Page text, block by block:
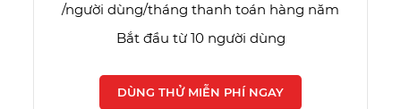
/người dùng/tháng thanh toán hàng năm
Bắt đầu từ 10 người dùng
DÙNG THỬ MIỄN PHÍ NGAY